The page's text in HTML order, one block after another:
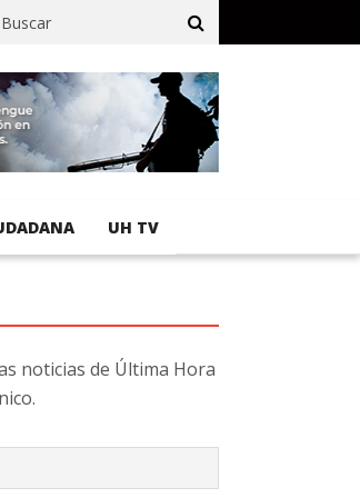
avance en obras de terracería
UH TV
noticias de Última Hora